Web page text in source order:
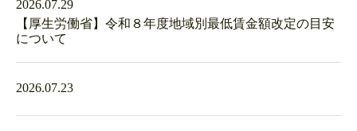
2026.07.29
【厚生労働省】令和８年度地域別最低賃金額改定の目安
について
2026.07.23